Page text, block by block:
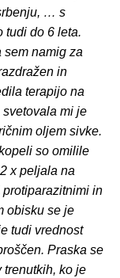
… s
tudi do 6 leta.
namig za
in
terapijo na
mi je
oljem sivke.
so omilile
x peljala na
in
obisku se je
tudi vrednost
Praska se
trenutkih, ko je